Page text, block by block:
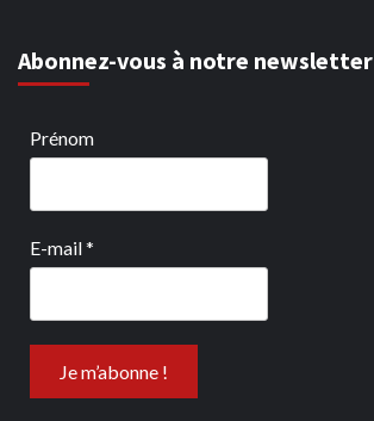
Abonnez-vous à notre newsletter
Prénom
E-mail*